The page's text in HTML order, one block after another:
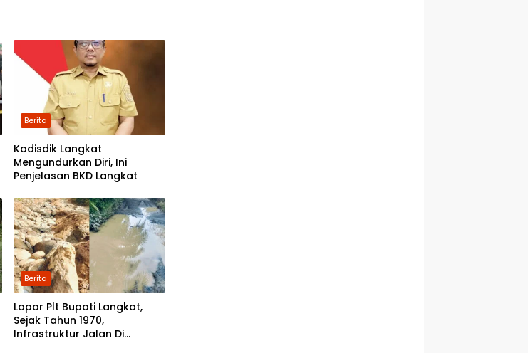
Berita
Kadisdik Langkat
Mengundurkan Diri, Ini
Penjelasan BKD Langkat
Berita
Lapor Plt Bupati Langkat,
Sejak Tahun 1970,
Infrastruktur Jalan Di